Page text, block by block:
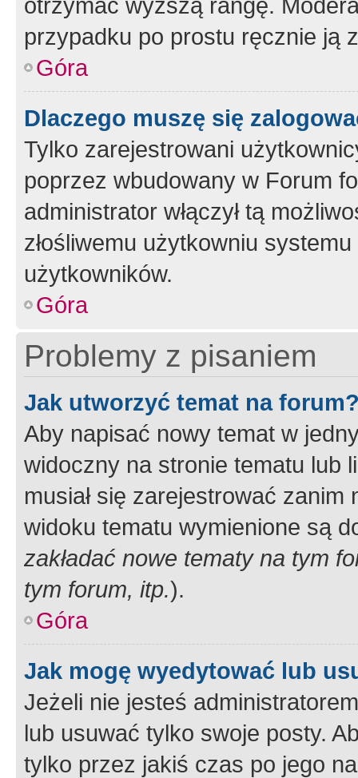
przypadku po prostu ręcznie ją
Góra
Dlaczego muszę się
Tylko zarejestrowani
poprzez wbudowany w Forum
administrator włączył tą
złośliwemu użytkowniu
użytkowników.
Góra
Problemy z pisaniem
Jak utworzyć temat na
Aby napisać nowy temat w
widoczny na stronie tematu lub
musiał się zarejestrować
widoku tematu wymienione są
zakładać nowe tematy na tym
tym forum, itp.).
Góra
Jak mogę wyedytować lub
Jeżeli nie jesteś
lub usuwać tylko swoje posty.
tylko przez jakiś czas po jego